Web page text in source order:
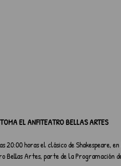
EL ANFITEATRO BELLAS ARTES
horas el clásico de Shakespeare,
Bellas Artes, parte de la Programación